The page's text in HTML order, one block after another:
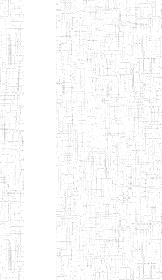
Début
13
Suivant